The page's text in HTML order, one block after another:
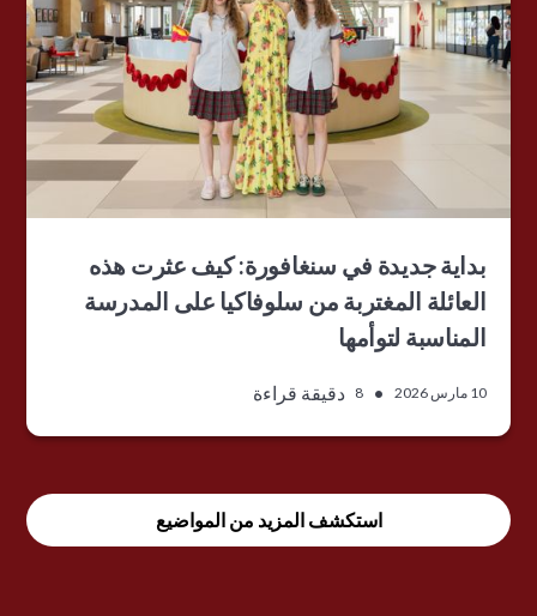
بداية جديدة في سنغافورة: كيف عثرت هذه
العائلة المغتربة من سلوفاكيا على المدرسة
المناسبة لتوأمها
10 مارس 2026 •
8 دقيقة قراءة
استكشف المزيد من المواضيع